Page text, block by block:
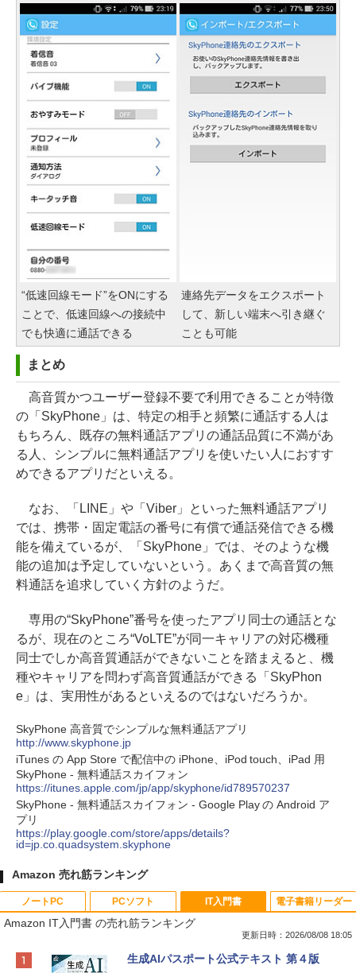
“低速回線モード”をONにする
ことで、低速回線への接続中
でも快適に通話できる
連絡先データをエクスポート
して、新しい端末へ引き継ぐ
ことも可能
まとめ
高音質かつユーザー登録不要で利用できることが特徴
の「SkyPhone」は、特定の相手と頻繁に通話する人は
もちろん、既存の無料通話アプリの通話品質に不満があ
る人、シンプルに無料通話アプリを使いたい人におすす
めできるアプリだといえる。
なお、「LINE」や「Viber」といった無料通話アプリ
では、携帯・固定電話の番号に有償で通話発信できる機
能を備えているが、「SkyPhone」では、そのような機
能の追加は予定していないという。あくまで高音質の無
料通話を追求していく方針のようだ。
専用の“SkyPhone”番号を使ったアプリ同士の通話とな
るが、現在のところ“VoLTE”が同一キャリアの対応機種
同士でしか高音質通話ができないことを踏まえると、機
種やキャリアを問わず高音質通話ができる「SkyPhon
e」は、実用性があるといえるのではないだろうか。
SkyPhone 高音質でシンプルな無料通話アプリ
http://www.skyphone.jp
iTunes の App Store で配信中の iPhone、iPod touch、iPad 用
SkyPhone - 無料通話スカイフォン
https://itunes.apple.com/jp/app/skyphone/id789570237
SkyPhone - 無料通話スカイフォン - Google Play の Android ア
プリ
https://play.google.com/store/apps/details?
id=jp.co.quadsystem.skyphone
Amazon 売れ筋ランキング
ノートPC
Apple 2026 MacBook Neo A18 Proチッ
PCソフト
Robloxギフトカード - 800 Robux 【限
IT入門書
Amazon IT入門書 の売れ筋ランキング
更新日時：2026/08/08 18:05
生成AIパスポート公式テキスト 第４版
電子書籍リーダー